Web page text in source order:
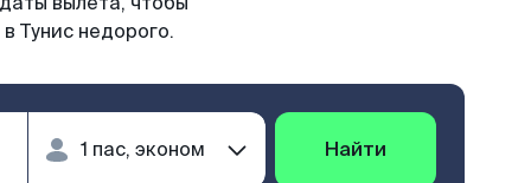
Тунис недорого.
Найти